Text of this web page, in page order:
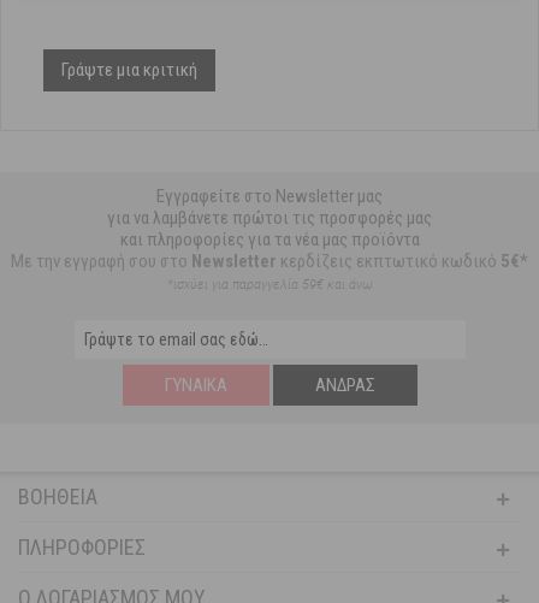
Γράψτε μια κριτική
Εγγραφείτε στο Newsletter μας
για να λαμβάνετε πρώτοι τις προσφορές μας
και πληροφορίες για τα νέα μας προϊόντα
Με την εγγραφή σου στο Newsletter κερδίζεις εκπτωτικό κωδικό 5€*
*ισχύει για παραγγελία 59€ και άνω
ΓΥΝΑΊΚΑ ΆΝΔΡΑΣ
ΒΟΉΘΕΙΑ
ΠΛΗΡΟΦΟΡΊΕΣ
Ο ΛΟΓΑΡΙΑΣΜΌΣ ΜΟΥ